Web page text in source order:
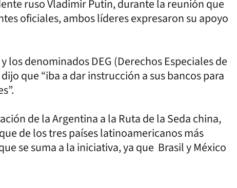
ruso Vladimir Putin, durante la reunión que
oficiales, ambos líderes expresaron su apoyo
los denominados DEG (Derechos Especiales de
que “iba a dar instrucción a sus bancos para
de la Argentina a la Ruta de la Seda china,
de los tres países latinoamericanos más
se suma a la iniciativa, ya que Brasil y México